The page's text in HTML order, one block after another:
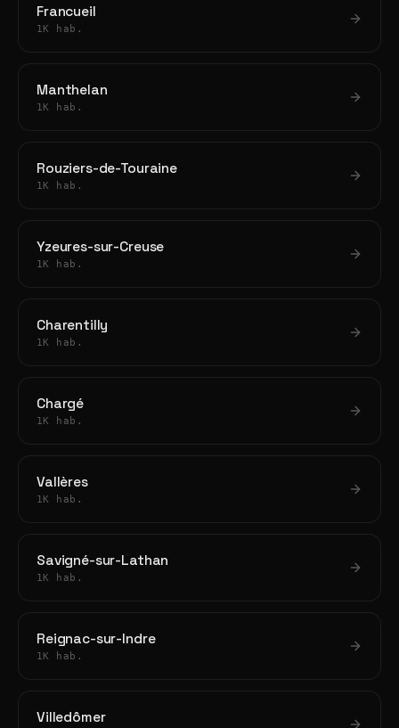
Francueil
1K hab.
Manthelan
1K hab.
Rouziers-de-Touraine
1K hab.
Yzeures-sur-Creuse
1K hab.
Charentilly
1K hab.
Chargé
1K hab.
Vallères
1K hab.
Savigné-sur-Lathan
1K hab.
Reignac-sur-Indre
1K hab.
Villedômer